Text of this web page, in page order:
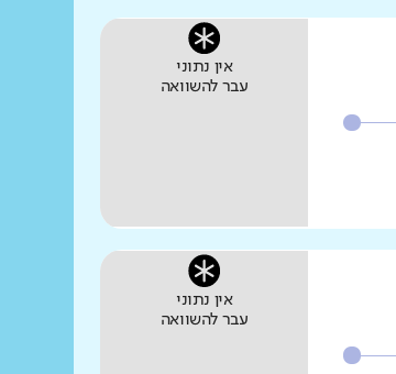
אין נתוני
עבר להשוואה
אין נתוני
עבר להשוואה